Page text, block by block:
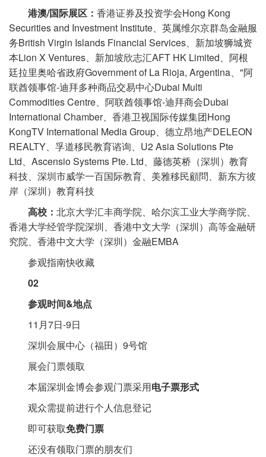
港澳/国际展区 ： 香港证券及投资学会Hong Kong
Securities and Investment Institute、英属维尔京群岛金融服
务British Virgin Islands Financial Services、新加坡狮城资
本Lion X Ventures、新加坡欣志汇AFT HK Limited、阿根
廷拉里奥哈省政府Government of La Rioja, Argentina、"阿
联酋领事馆-迪拜多种商品交易中心Dubai Multi
Commodities Centre、阿联酋领事馆-迪拜商会Dubai
International Chamber、香港卫视国际传媒集团Hong
KongTV International Media Group、德立昂地产DELEON
REALTY、孚道移民教育谘询、U2 Asia Solutions Pte
Ltd、Ascensio Systems Pte. Ltd、藤德英桥（深圳）教育
科技、深圳市威学一百国际教育、美雅移民顧問、新东方彼
岸（深圳）教育科技
高校： 北京大学汇丰商学院、哈尔滨工业大学商学院、
香港大学经管学院深圳、香港中文大学（深圳）高等金融研
究院、香港中文大学（深圳）金融EMBA
参观指南快收藏
02
参观时间&地点
11月7日-9日
深圳会展中心（福田）9号馆
展会门票领取
本届深圳金博会参观门票采用电子票形式
观众需提前进行个人信息登记
即可获取免费门票
还没有领取门票的朋友们